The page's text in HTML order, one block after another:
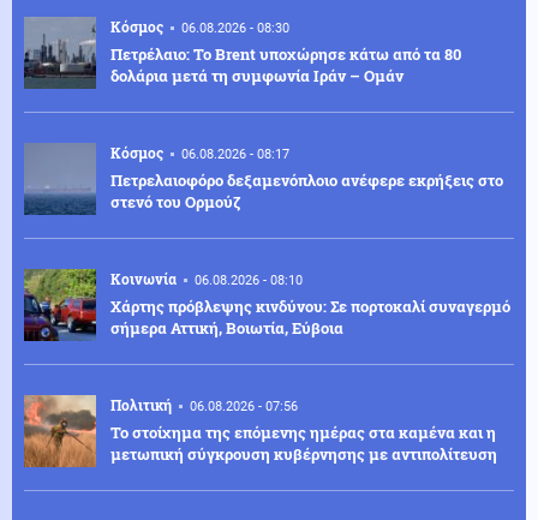
Κόσμος 06.08.2026 - 08:30
Πετρέλαιο: Το Brent υποχώρησε κάτω από τα 80
δολάρια μετά τη συμφωνία Ιράν – Ομάν
Κόσμος 06.08.2026 - 08:17
Πετρελαιοφόρο δεξαμενόπλοιο ανέφερε εκρήξεις στο
στενό του Ορμούζ
Κοινωνία 06.08.2026 - 08:10
Χάρτης πρόβλεψης κινδύνου: Σε πορτοκαλί συναγερμό
σήμερα Αττική, Βοιωτία, Εύβοια
Πολιτική 06.08.2026 - 07:56
Το στοίχημα της επόμενης ημέρας στα καμένα και η
μετωπική σύγκρουση κυβέρνησης με αντιπολίτευση